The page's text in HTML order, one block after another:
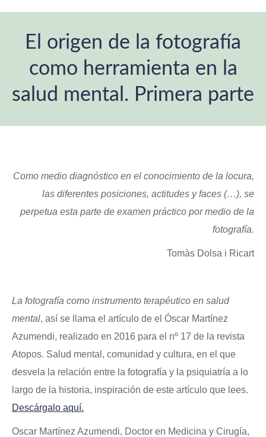
El origen de la fotografía
como herramienta en la
salud mental. Primera parte
Como medio diagnóstico en el conocimiento de la locura,
las diferentes posiciones, actitudes y faces (…), se
perpetua esta parte de examen práctico por medio de la
fotografía.
Tomàs Dolsa i Ricart
La fotografía como instrumento terapéutico en salud
mental, así se llama el artículo de el Óscar Martínez
Azumendi, realizado en 2016 para el nº 17 de la revista
Atopos. Salud mental, comunidad y cultura, en el que
desvela la relación entre la fotografía y la psiquiatría a lo
largo de la historia, inspiración de este artículo que lees.
Descárgalo aquí.
Oscar Martínez Azumendi, Doctor en Medicina y Cirugía,